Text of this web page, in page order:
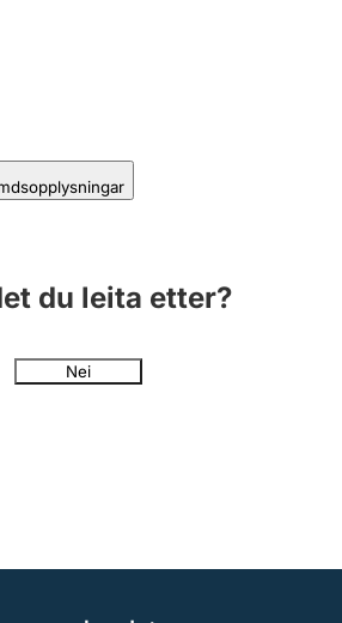
du leita etter?
Nei